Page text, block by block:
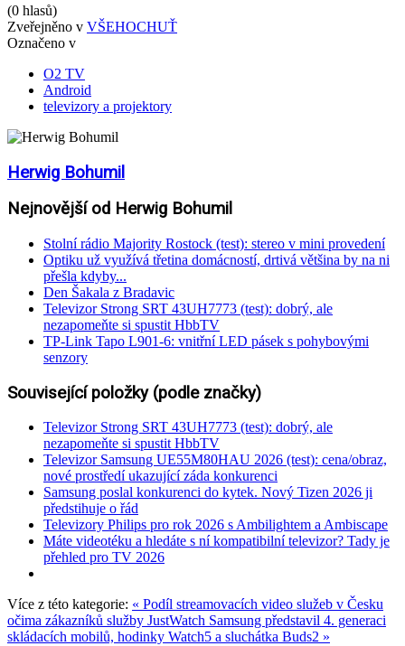
(0 hlasů)
Zveřejněno v VŠEHOCHUŤ
Označeno v
O2 TV
Android
televizory a projektory
Herwig Bohumil
Nejnovější od Herwig Bohumil
Stolní rádio Majority Rostock (test): stereo v mini provedení
Optiku už využívá třetina domácností, drtivá většina by na ni
přešla kdyby...
Den Šakala z Bradavic
Televizor Strong SRT 43UH7773 (test): dobrý, ale
nezapomeňte si spustit HbbTV
TP-Link Tapo L901-6: vnitřní LED pásek s pohybovými
senzory
Související položky (podle značky)
Televizor Strong SRT 43UH7773 (test): dobrý, ale
nezapomeňte si spustit HbbTV
Televizor Samsung UE55M80HAU 2026 (test): cena/obraz,
nové prostředí ukazující záda konkurenci
Samsung poslal konkurenci do kytek. Nový Tizen 2026 ji
předstihuje o řád
Televizory Philips pro rok 2026 s Ambilightem a Ambiscape
Máte videotéku a hledáte s ní kompatibilní televizor? Tady je
přehled pro TV 2026
Více z této kategorie: « Podíl streamovacích video služeb v Česku
očima zákazníků služby JustWatch Samsung představil 4. generaci
skládacích mobilů, hodinky Watch5 a sluchátka Buds2 »